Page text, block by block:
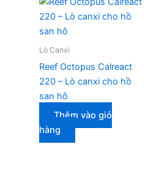
Lò Canxi
Reef Octopus Calreact
220 – Lò canxi cho hồ
san hô
Thêm vào giỏ
hàng